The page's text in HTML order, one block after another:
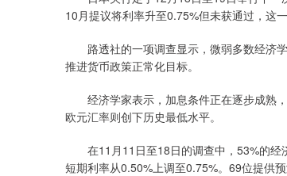
10月提议将利率升至0.75%但未获通过，这
路透社的一项调查显示，微弱多数经济学
推进货币政策正常化目标。
经济学家表示，加息条件正在逐步成熟，
欧元汇率则创下历史最低水平。
在11月11日至18日的调查中，53%的经
短期利率从0.50%上调至0.75%。69位提供